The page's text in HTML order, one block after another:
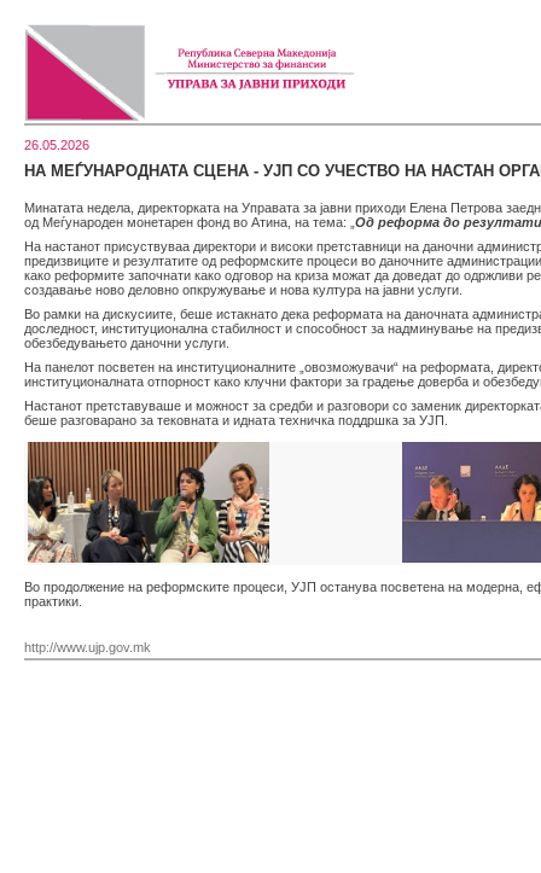
26.05.2026
НА МЕЃУНАРОДНАТА СЦЕНА - УЈП СО УЧЕСТВО НА НАСТАН
Минатата недела, директорката на Управата за јавни приходи Елена Петрова
од Меѓународен монетарен фонд во Атина, на тема: „ Од реформа до резултати
На настанот присуствуваа директори и високи претставници на даночни
предизвиците и резултатите од реформските процеси во даночните
како реформите започнати како одговор на криза можат да доведат до
создавање ново деловно опкружување и нова култура на јавни услуги.
Во рамки на дискусиите, беше истакнато дека реформата на даночната
доследност, институционална стабилност и способност за надминување на
обезбедувањето даночни услуги.
На панелот посветен на институционалните „овозможувачи“ на реформата,
институционалната отпорност како клучни фактори за градење доверба и
Настанот претставуваше и можност за средби и разговори со заменик
беше разговарано за тековната и идната техничка поддршка за УЈП.
Во продолжение на реформските процеси, УЈП останува посветена на модерна,
практики.
http://www.ujp.gov.mk